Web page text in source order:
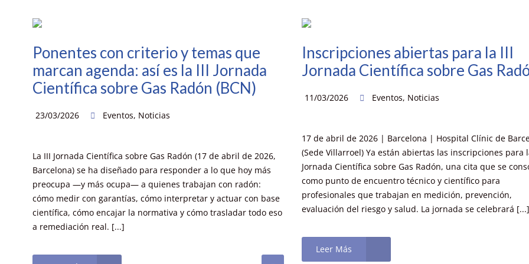
Ponentes con criterio y temas que
marcan agenda: así es la III Jornada
Científica sobre Gas Radón (BCN)
23/03/2026 Eventos, Noticias
La III Jornada Científica sobre Gas Radón (17 de abril de 2026,
Barcelona) se ha diseñado para responder a lo que hoy más
preocupa —y más ocupa— a quienes trabajan con radón:
cómo medir con garantías, cómo interpretar y actuar con base
científica, cómo encajar la normativa y cómo trasladar todo eso
a remediación real. [...]
Inscripciones abiertas para la III
Jornada Científica sobre Gas
11/03/2026 Eventos, Noticias
17 de abril de 2026 | Barcelona | Hospital Clínic de
(Sede Villarroel) Ya están abiertas las inscripciones para
Jornada Científica sobre Gas Radón, una cita que se
como punto de encuentro técnico y científico para
profesionales que trabajan en medición, prevención,
evaluación del riesgo y salud. La jornada se celebrará [...]
Leer Más